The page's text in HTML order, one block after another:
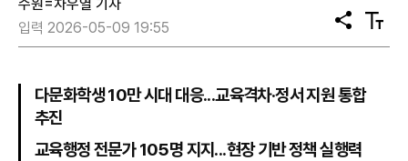
수원=차우열 기자
입력 2026-05-09 19:55
공
유
텍
스
다문화학생 10만 시대 대응...교육격차·정서 지원 통합
추진
교육행정 전문가 105명 지지...현장 기반 정책 실행력